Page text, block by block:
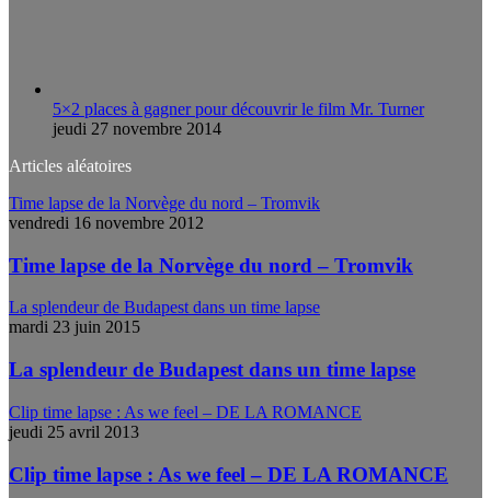
5×2 places à gagner pour découvrir le film Mr. Turner
jeudi 27 novembre 2014
Articles aléatoires
Time lapse de la Norvège du nord – Tromvik
vendredi 16 novembre 2012
Time lapse de la Norvège du nord – Tromvik
La splendeur de Budapest dans un time lapse
mardi 23 juin 2015
La splendeur de Budapest dans un time lapse
Clip time lapse : As we feel – DE LA ROMANCE
jeudi 25 avril 2013
Clip time lapse : As we feel – DE LA ROMANCE